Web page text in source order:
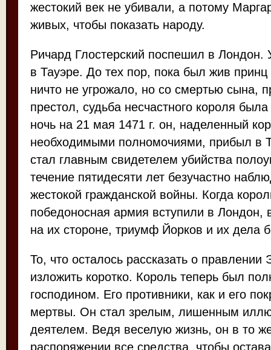
жестокий век не убивали, а потому
живых, чтобы показать народу.
Ричард Глостерский поспешил в
в Тауэре. До тех пор, пока был жив принц
ничто не угрожало, но со смертью сына,
престол, судьба несчастного короля
ночь на 21 мая 1471 г. он, наделенный
необходимыми полномочиями, прибыл в
стал главным свидетелем убийства
течение пятидесяти лет безучастно
жестокой гражданской войны. Когда
победоносная армия вступили в Лондон,
на их стороне, триумф Йорков и их дела
То, что осталось рассказать о
изложить коротко. Король теперь был
господином. Его противники, как и его
мертвы. Он стал зрелым, лишенным
деятелем. Ведя веселую жизнь, он в то
распоряжении все средства, чтобы